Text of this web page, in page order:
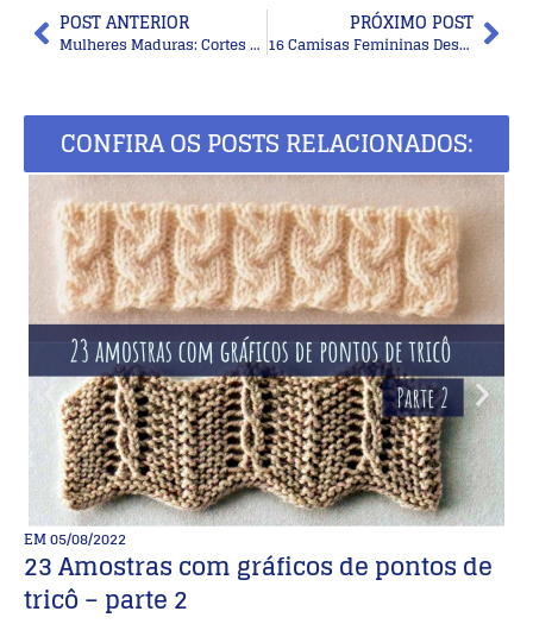
POST ANTERIOR
Mulheres Maduras: Cortes para Cabelos Lisos na Terceira Idade
PRÓXIMO POST
16 Camisas Femininas Despretensiosas Mas Estilosas
CONFIRA OS POSTS RELACIONADOS:
EM05/08/2022
23 Amostras com gráficos de pontos de
tricô – parte 2